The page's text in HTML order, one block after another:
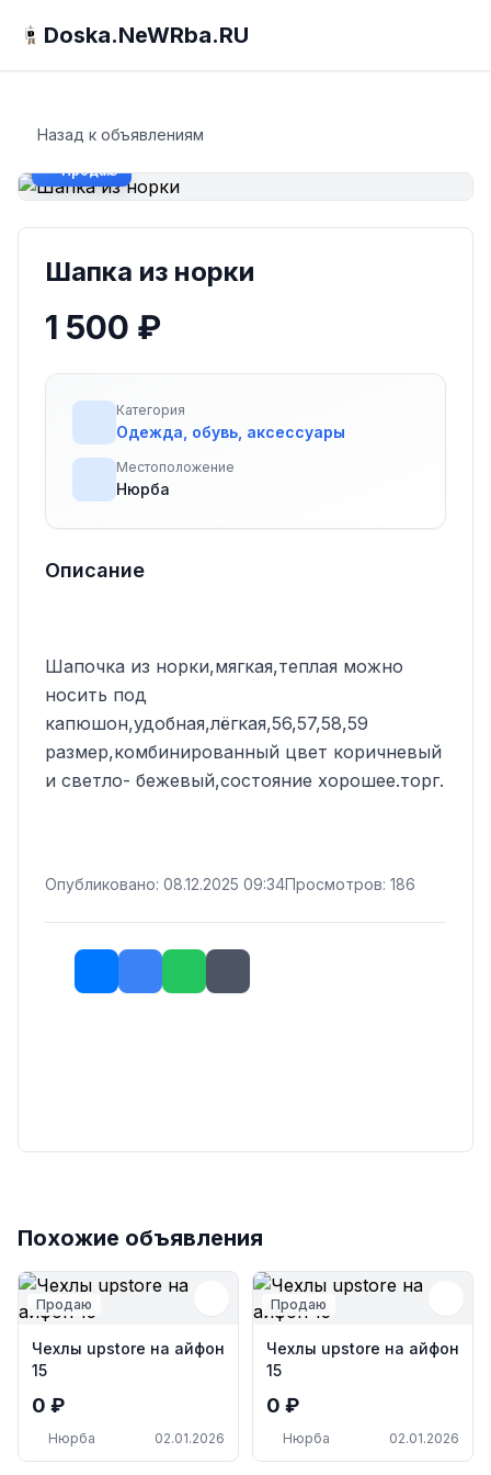
Doska.NeWRba.RU
Назад к объявлениям
Продаю
Шапка из норки
1 500 ₽
Категория
Одежда, обувь, аксессуары
Местоположение
Нюрба
Описание
Шапочка из норки,мягкая,теплая можно
носить под
капюшон,удобная,лёгкая,56,57,58,59
размер,комбинированный цвет коричневый
и светло- бежевый,состояние хорошее.торг.
Опубликовано: 08.12.2025 09:34Просмотров: 186
Похожие объявления
Продаю
Чехлы upstore на айфон
15
0 ₽
Нюрба 02.01.2026
Продаю
Чехлы upstore на айфон
15
0 ₽
Нюрба 02.01.2026